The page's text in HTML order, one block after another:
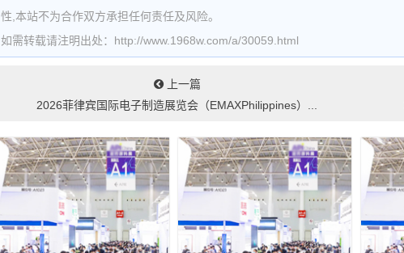
性,本站不为合作双方承担任何责任及风险。
如需转载请注明出处：http://www.1968w.com/a/30059.html
上一篇
2026菲律宾国际电子制造展览会（EMAXPhilippines）...